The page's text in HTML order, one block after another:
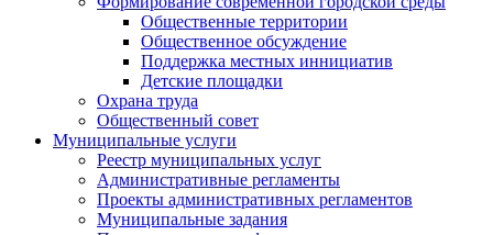
Общественные территории
Общественное обсуждение
Поддержка местных иннициатив
Детские площадки
Охрана труда
Общественный совет
Муниципальные услуги
Реестр муниципальных услуг
Административные регламенты
Проекты административных регламентов
Муниципальные задания